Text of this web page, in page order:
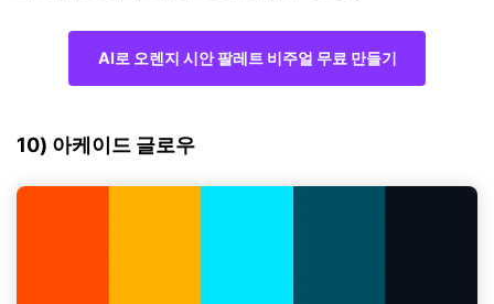
AI로 오렌지 시안 팔레트 비주얼 무료 만들기
10) 아케이드 글로우